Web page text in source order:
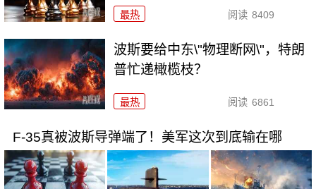
最热 阅读 8409
波斯要给中东\"物理断网\"，特朗
普忙递橄榄枝？
最热 阅读 6861
F-35真被波斯导弹端了！美军这次到底输在哪